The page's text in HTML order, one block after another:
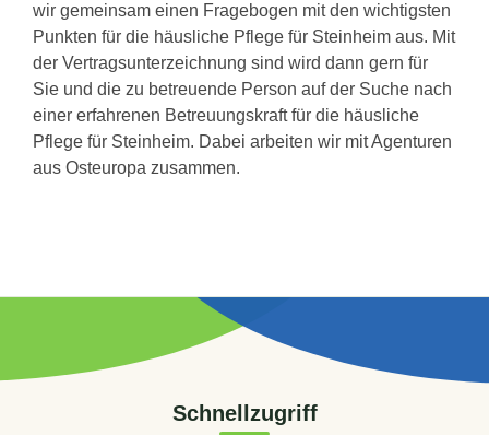
wir gemeinsam einen Fragebogen mit den wichtigsten
Punkten für die häusliche Pflege für Steinheim aus. Mit
der Vertragsunterzeichnung sind wird dann gern für
Sie und die zu betreuende Person auf der Suche nach
einer erfahrenen Betreuungskraft für die häusliche
Pflege für Steinheim. Dabei arbeiten wir mit Agenturen
aus Osteuropa zusammen.
Schnellzugriff